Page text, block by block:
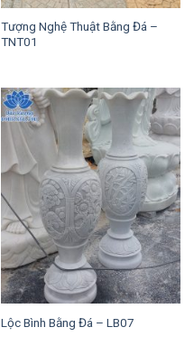
Tượng Nghệ Thuật Bằng Đá –
TNT01
Lộc Bình Bằng Đá – LB07